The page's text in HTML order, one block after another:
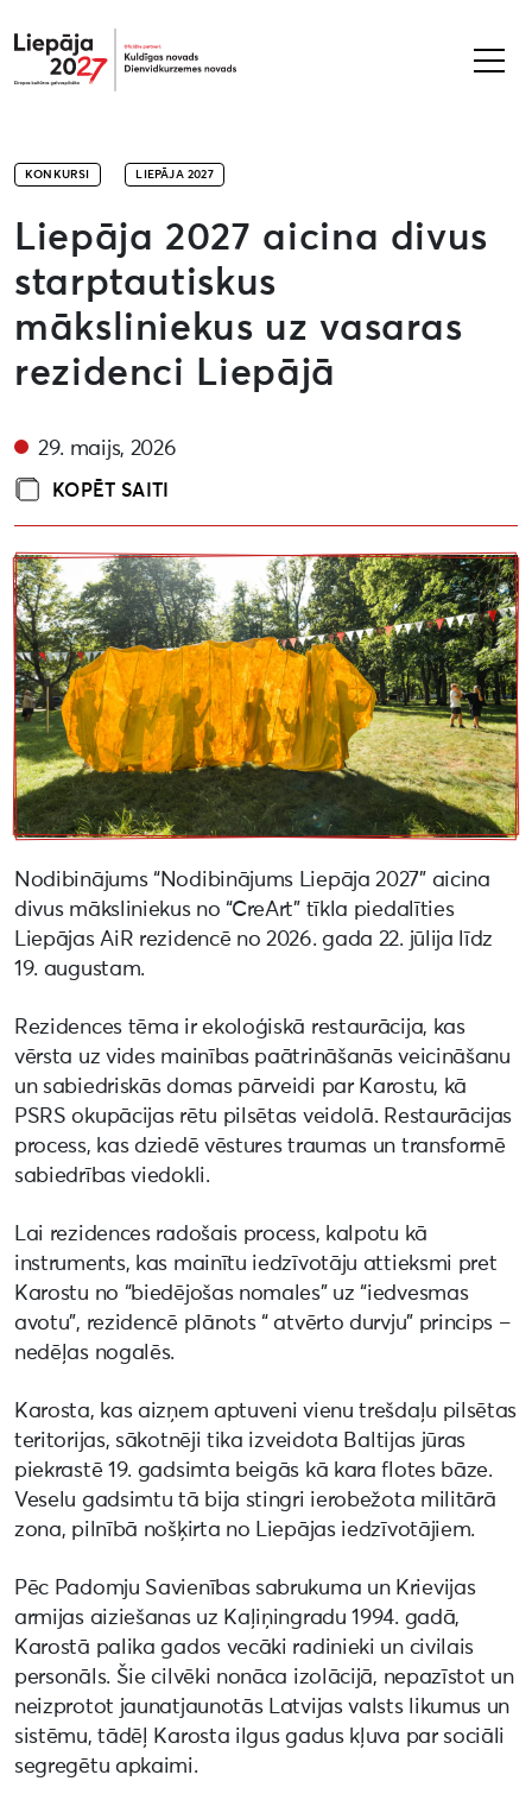
Liepāja2027
KONKURSI LIEPĀJA 2027
Liepāja 2027 aicina divus
starptautiskus
māksliniekus uz vasaras
rezidenci Liepājā
29. maijs, 2026
KOPĒT SAITI
Nodibinājums “Nodibinājums Liepāja 2027” aicina
divus māksliniekus no “CreArt” tīkla piedalīties
Liepājas AiR rezidencē no 2026. gada 22. jūlija līdz
19. augustam.
Rezidences tēma ir ekoloģiskā restaurācija, kas
vērsta uz vides mainības paātrināšanās veicināšanu
un sabiedriskās domas pārveidi par Karostu, kā
PSRS okupācijas rētu pilsētas veidolā. Restaurācijas
process, kas dziedē vēstures traumas un transformē
sabiedrības viedokli.
Lai rezidences radošais process, kalpotu kā
instruments, kas mainītu iedzīvotāju attieksmi pret
Karostu no “biedējošas nomales” uz “iedvesmas
avotu”, rezidencē plānots “ atvērto durvju” princips –
nedēļas nogalēs.
Karosta, kas aizņem aptuveni vienu trešdaļu pilsētas
teritorijas, sākotnēji tika izveidota Baltijas jūras
piekrastē 19. gadsimta beigās kā kara flotes bāze.
Veselu gadsimtu tā bija stingri ierobežota militārā
zona, pilnībā nošķirta no Liepājas iedzīvotājiem.
Pēc Padomju Savienības sabrukuma un Krievijas
armijas aiziešanas uz Kaļiņingradu 1994. gadā,
Karostā palika gados vecāki radinieki un civilais
personāls. Šie cilvēki nonāca izolācijā, nepazīstot un
neizprotot jaunatjaunotās Latvijas valsts likumus un
sistēmu, tādēļ Karosta ilgus gadus kļuva par sociāli
segregētu apkaimi.